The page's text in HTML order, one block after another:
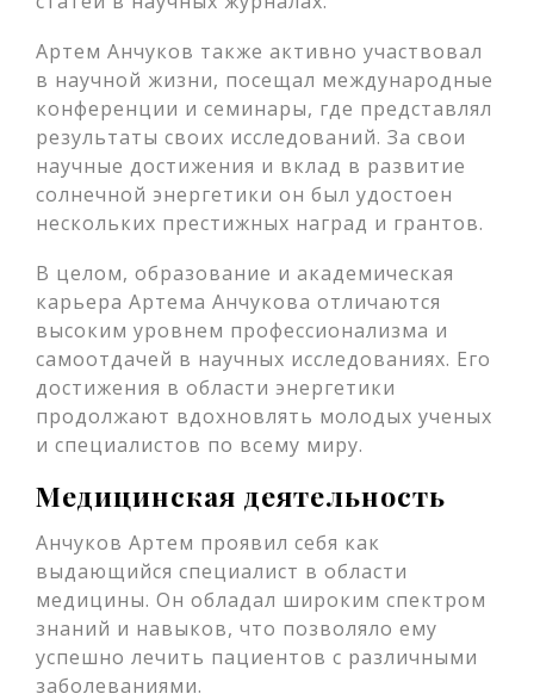
Артем Анчуков также активно участвовал
в научной жизни, посещал международные
конференции и семинары, где представлял
результаты своих исследований. За свои
научные достижения и вклад в развитие
солнечной энергетики он был удостоен
нескольких престижных наград и грантов.
В целом, образование и академическая
карьера Артема Анчукова отличаются
высоким уровнем профессионализма и
самоотдачей в научных исследованиях. Его
достижения в области энергетики
продолжают вдохновлять молодых ученых
и специалистов по всему миру.
Медицинская деятельность
Анчуков Артем проявил себя как
выдающийся специалист в области
медицины. Он обладал широким спектром
знаний и навыков, что позволяло ему
успешно лечить пациентов с различными
заболеваниями.